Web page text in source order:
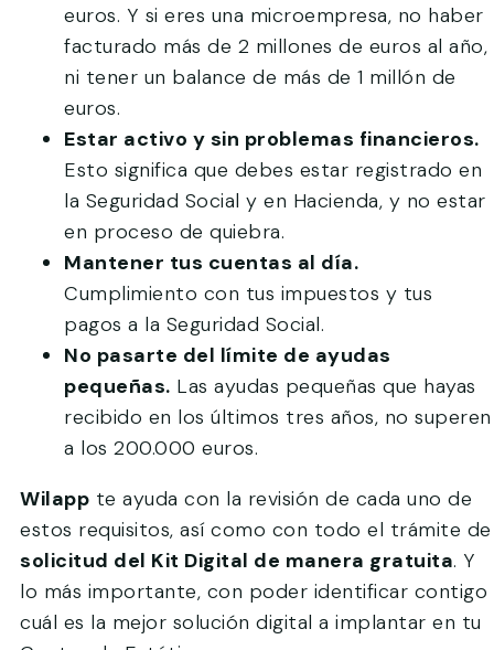
euros. Y si eres una microempresa, no haber
facturado más de 2 millones de euros al año,
ni tener un balance de más de 1 millón de
euros.
Estar activo y sin problemas financieros.
Esto significa que debes estar registrado en
la Seguridad Social y en Hacienda, y no estar
en proceso de quiebra.
Mantener tus cuentas al día.
Cumplimiento con tus impuestos y tus
pagos a la Seguridad Social.
No pasarte del límite de ayudas
pequeñas. Las ayudas pequeñas que hayas
recibido en los últimos tres años, no superen
a los 200.000 euros.
Wilapp te ayuda con la revisión de cada uno de
estos requisitos, así como con todo el trámite de
solicitud del Kit Digital de manera gratuita. Y
lo más importante, con poder identificar contigo
cuál es la mejor solución digital a implantar en tu